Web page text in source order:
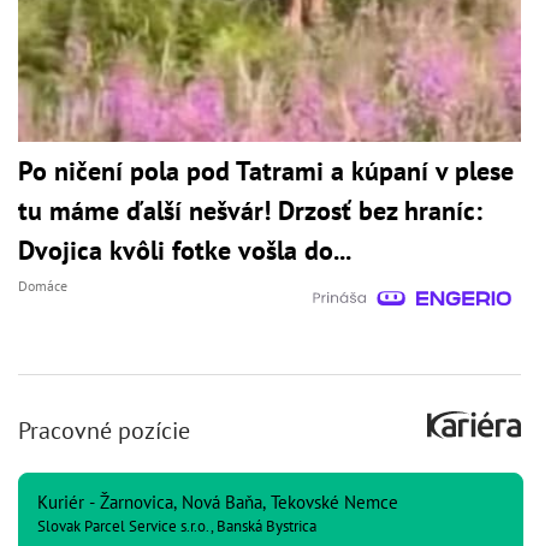
Po ničení pola pod Tatrami a kúpaní v plese
tu máme ďalší nešvár! Drzosť bez hraníc:
Dvojica kvôli fotke vošla do...
Domáce
Pracovné pozície
Kuriér - Žarnovica, Nová Baňa, Tekovské Nemce
Slovak Parcel Service s.r.o., Banská Bystrica